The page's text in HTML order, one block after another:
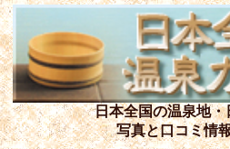
日本全国の温泉地・
写真と口コミ情